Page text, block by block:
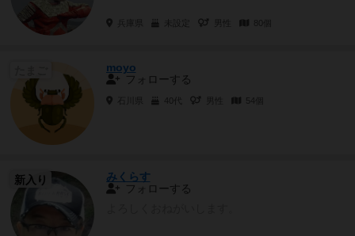
未設定
moyo
フォローする
40代 54個
新入り
みくらす
フォローする